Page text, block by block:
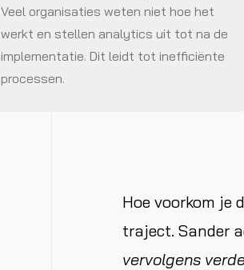
Veel organisaties weten niet hoe het
werkt en stellen analytics uit tot na de
implementatie. Dit leidt tot inefficiënte
processen.
Hoe voorkom je
traject. Sander
vervolgens